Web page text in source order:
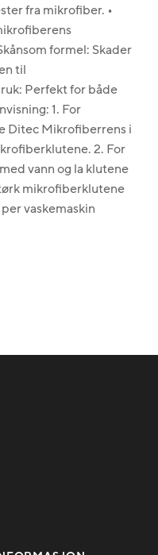
fra mikrofiber. •
formel: Skader
til
Perfekt for både
1. For
Ditec Mikrofiberrens i
2. For
vann og la klutene
mikrofiberklutene
vaskemaskin